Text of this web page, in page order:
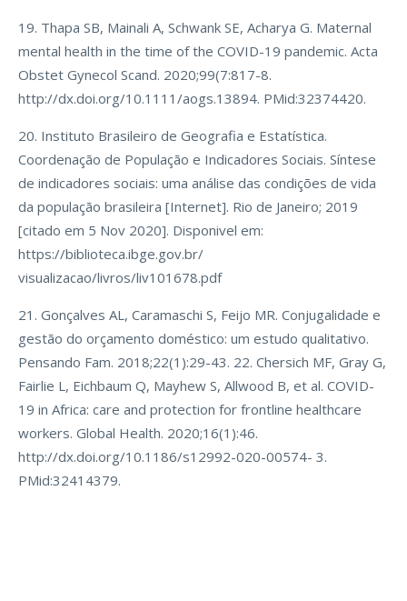
19. Thapa SB, Mainali A, Schwank SE, Acharya G. Maternal
mental health in the time of the COVID-19 pandemic. Acta
Obstet Gynecol Scand. 2020;99(7:817-8.
http://dx.doi.org/10.1111/aogs.13894. PMid:32374420.
20. Instituto Brasileiro de Geografia e Estatística.
Coordenação de População e Indicadores Sociais. Síntese
de indicadores sociais: uma análise das condições de vida
da população brasileira [Internet]. Rio de Janeiro; 2019
[citado em 5 Nov 2020]. Disponivel em:
https://biblioteca.ibge.gov.br/
visualizacao/livros/liv101678.pdf
21. Gonçalves AL, Caramaschi S, Feijo MR. Conjugalidade e
gestão do orçamento doméstico: um estudo qualitativo.
Pensando Fam. 2018;22(1):29-43. 22. Chersich MF, Gray G,
Fairlie L, Eichbaum Q, Mayhew S, Allwood B, et al. COVID-
19 in Africa: care and protection for frontline healthcare
workers. Global Health. 2020;16(1):46.
http://dx.doi.org/10.1186/s12992-020-00574- 3.
PMid:32414379.